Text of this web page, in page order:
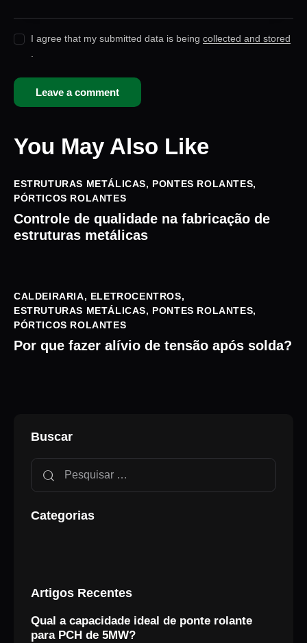
I agree that my submitted data is beingcollected and stored
You May Also Like
ESTRUTURAS METÁLICAS, PONTES ROLANTES,
PÓRTICOS ROLANTES
Controle de qualidade na fabricação de
estruturas metálicas
CALDEIRARIA, ELETROCENTROS,
ESTRUTURAS METÁLICAS, PONTES ROLANTES,
PÓRTICOS ROLANTES
Por que fazer alívio de tensão após solda?
Buscar
Categorias
Artigos Recentes
Qual a capacidade ideal de ponte rolante
para PCH de 5MW?